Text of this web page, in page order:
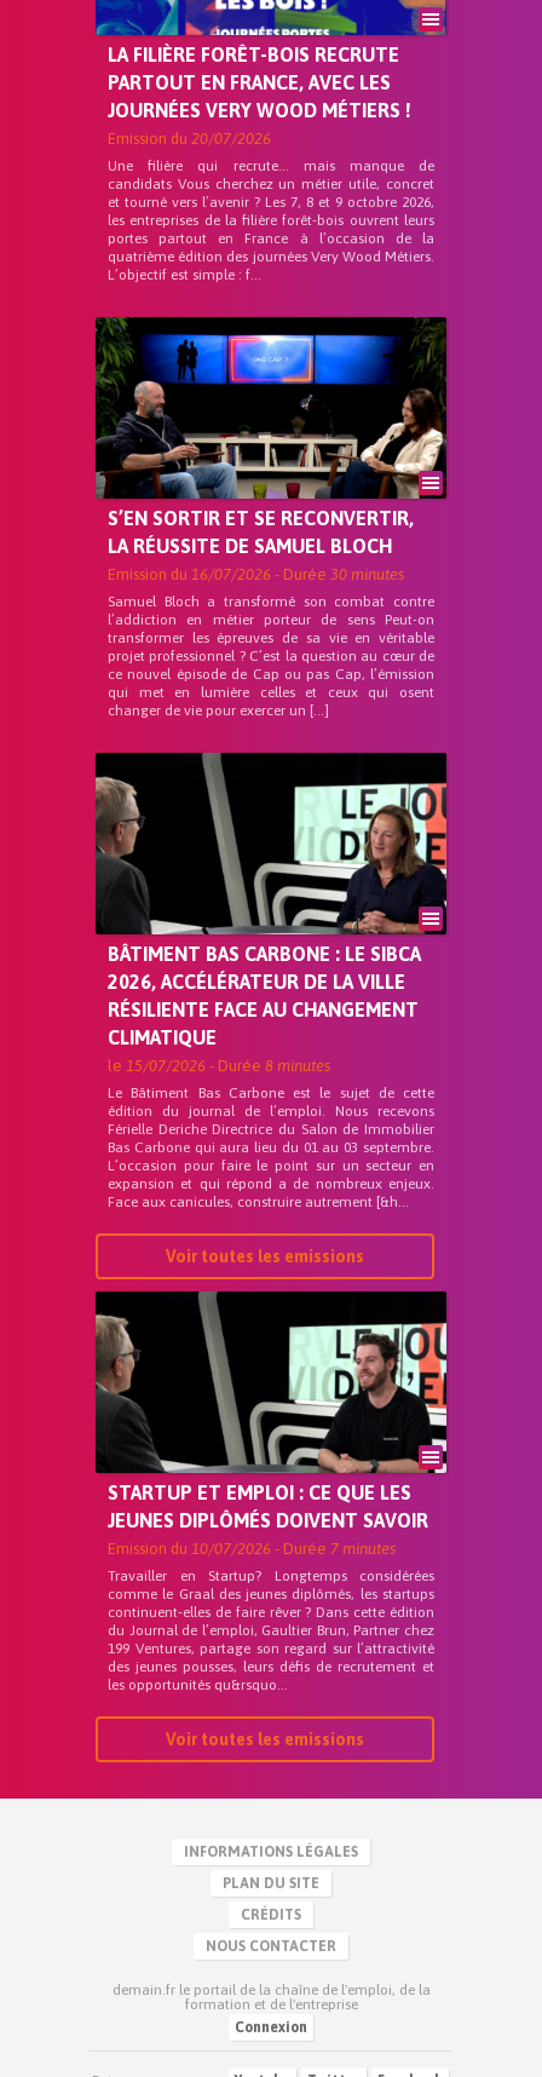
LA FILIÈRE FORÊT-BOIS RECRUTE
PARTOUT EN FRANCE, AVEC LES
JOURNÉES VERY WOOD MÉTIERS !
Emission du 20/07/2026
Une filière qui recrute… mais manque de
candidats Vous cherchez un métier utile, concret
et tourné vers l’avenir ? Les 7, 8 et 9 octobre 2026,
les entreprises de la filière forêt-bois ouvrent leurs
portes partout en France à l’occasion de la
quatrième édition des journées Very Wood Métiers.
L’objectif est simple : f...
S’EN SORTIR ET SE RECONVERTIR,
LA RÉUSSITE DE SAMUEL BLOCH
Emission du 16/07/2026 - Durée 30 minutes
Samuel Bloch a transformé son combat contre
l’addiction en métier porteur de sens Peut-on
transformer les épreuves de sa vie en véritable
projet professionnel ? C’est la question au cœur de
ce nouvel épisode de Cap ou pas Cap, l’émission
qui met en lumière celles et ceux qui osent
changer de vie pour exercer un […]
BÂTIMENT BAS CARBONE : LE SIBCA
2026, ACCÉLÉRATEUR DE LA VILLE
RÉSILIENTE FACE AU CHANGEMENT
CLIMATIQUE
le 15/07/2026 - Durée 8 minutes
Le Bâtiment Bas Carbone est le sujet de cette
édition du journal de l’emploi. Nous recevons
Férielle Deriche Directrice du Salon de Immobilier
Bas Carbone qui aura lieu du 01 au 03 septembre.
L’occasion pour faire le point sur un secteur en
expansion et qui répond a de nombreux enjeux.
Face aux canicules, construire autrement [&h...
Voir toutes les emissions
STARTUP ET EMPLOI : CE QUE LES
JEUNES DIPLÔMÉS DOIVENT SAVOIR
Emission du 10/07/2026 - Durée 7 minutes
Travailler en Startup? Longtemps considérées
comme le Graal des jeunes diplômés, les startups
continuent-elles de faire rêver ? Dans cette édition
du Journal de l’emploi, Gaultier Brun, Partner chez
199 Ventures, partage son regard sur l’attractivité
des jeunes pousses, leurs défis de recrutement et
les opportunités qu&rsquo...
Voir toutes les emissions
INFORMATIONS LÉGALES
PLAN DU SITE
CRÉDITS
NOUS CONTACTER
demain.fr le portail de la chaîne de l'emploi, de la
formation et de l'entreprise
Connexion